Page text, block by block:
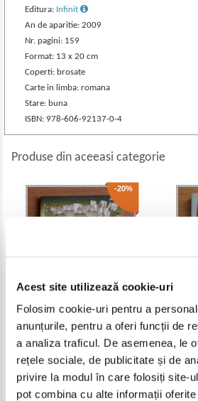
Acest site utilizează cookie-uri
Folosim cookie-uri pentru a
anunțurile, pentru a oferi funcții de
a analiza traficul. De asemenea, le
rețele sociale, de publicitate și de
privire la modul în care folosiți site-
pot combina cu alte informații
Editura: Infinit
An de aparitie: 2009
Nr. pagini: 159
Format: 13 x 20 cm
Coperti: brosate
Carte in limba: romana
Stare: buna
ISBN: 978-606-92137-0-4
Produse din aceeasi categorie
-20%
Bill Quain - Com.ert. Avantajele
12,00Lei 9,60
Adaugă în coș